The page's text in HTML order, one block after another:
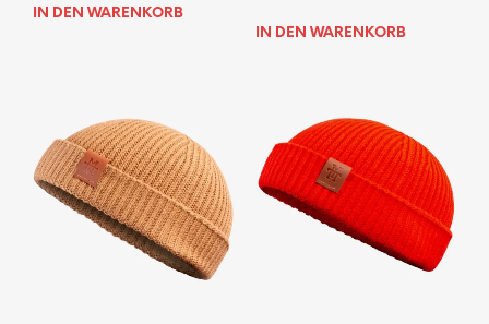
IN DEN WARENKORB
IN DEN WARENKORB